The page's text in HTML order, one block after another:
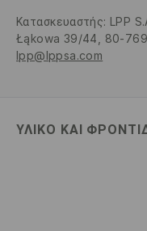
Κατασκευαστής: LPP
Łąkowa 39/44, 80-
lpp@lppsa.com
ΥΛΙΚΌ ΚΑΙ